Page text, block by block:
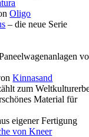
Oligo
– die neue Serie
Kinnasand
zum
Material für
eigener Fertigung
von Kneer